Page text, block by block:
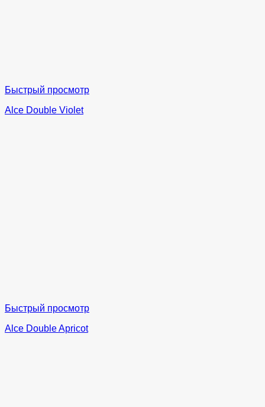
Быстрый просмотр
Alce Double Violet
Быстрый просмотр
Alce Double Apricot